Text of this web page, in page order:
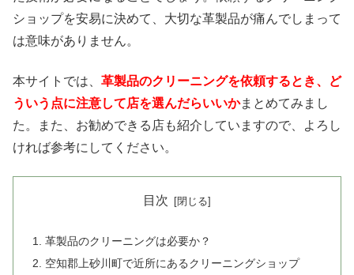
ショップを安易に決めて、大切な革製品が痛んでしまって
は意味がありません。
本サイトでは、 革製品のクリーニングを依頼するとき、ど
ういう点に注意して店を選んだらいいかまとめてみまし
た。また、お勧めできる店も紹介していますので、よろし
ければ参考にしてください。
目次
革製品のクリーニングは必要か？
空知郡上砂川町で近所にあるクリーニングショップ